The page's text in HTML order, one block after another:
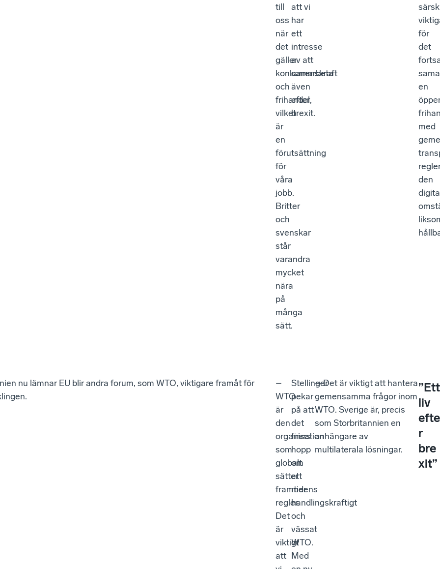
till
oss
när
det
gäller
konkurrenskraft
och
frihandel,
vilket
är
en
förutsättning
för
våra
jobb.
Britter
och
svenskar
står
varandra
mycket
nära
på
många
sätt.
att vi
har
ett
intresse
av att
samarbeta
även
efter
brexit.
för
det
en
med
den
nu lämnar EU blir andra forum, som WTO, viktigare framåt för
–
WTO
är
den
organisation
som
globalt
sätter
framtidens
regler.
Det
är
viktigt
att
Stellinger
pekar
på att
det
finns
hopp
om
ett
mer
handlingskraftigt
och
vässat
WTO.
Med
– Det är viktigt att hantera
gemensamma frågor inom
WTO. Sverige är, precis
som Storbritannien en
anhängare av
multilaterala lösningar.
”Ett
liv
efte
r
bre
xit”